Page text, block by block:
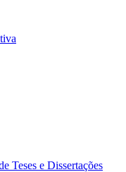
Teses e Dissertações